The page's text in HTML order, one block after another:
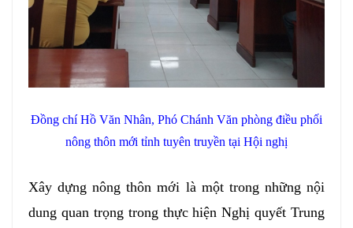
Đồng chí Hồ Văn Nhân, Phó Chánh Văn phòng điều phối
nông thôn mới tỉnh tuyên truyền tại Hội nghị
Xây dựng nông thôn mới là một trong những nội
dung quan trọng trong thực hiện Nghị quyết Trung